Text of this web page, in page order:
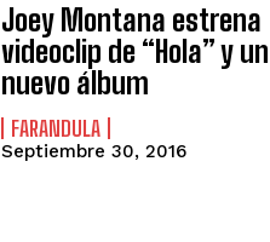
Joey Montana estrena
videoclip de “Hola” y un
nuevo álbum
FARANDULA
Septiembre 30, 2016